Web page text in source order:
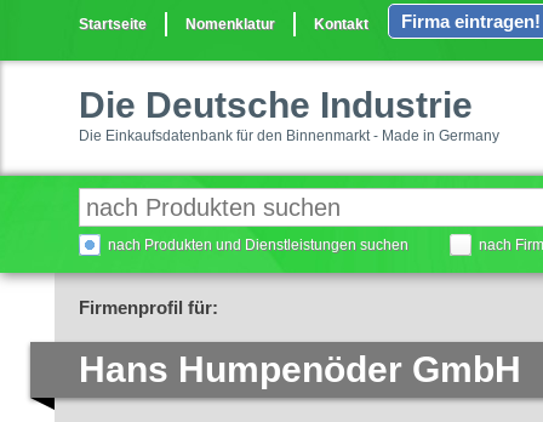
Startseite Nomenklatur Kontakt Firma eintragen!
Die Deutsche Industrie
Die Einkaufsdatenbank für den Binnenmarkt - Made in Germany
nach Produkten und Dienstleistungen suchen nach
Firmenprofil für:
Hans Humpenöder GmbH